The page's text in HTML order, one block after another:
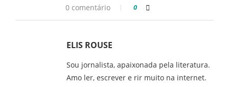
0 comentário 0
ELIS ROUSE
Sou jornalista, apaixonada pela literatura.
Amo ler, escrever e rir muito na internet.